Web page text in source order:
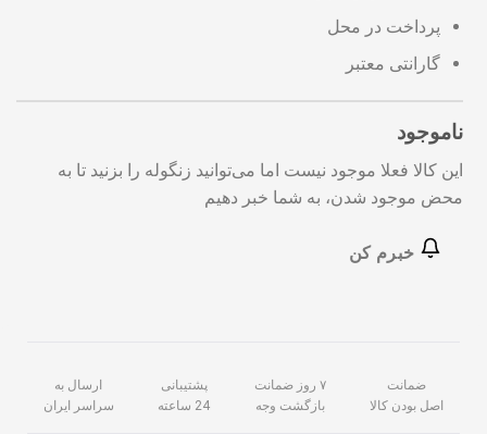
پرداخت در محل
گارانتی معتبر
ناموجود
این کالا فعلا موجود نیست اما می‌توانید زنگوله را بزنید تا به
محض موجود شدن، به شما خبر دهیم
ضمانت
اصل بودن کالا
۷ روز ضمانت
بازگشت وجه
پشتیبانی
24 ساعته
ارسال به
سراسر ایران